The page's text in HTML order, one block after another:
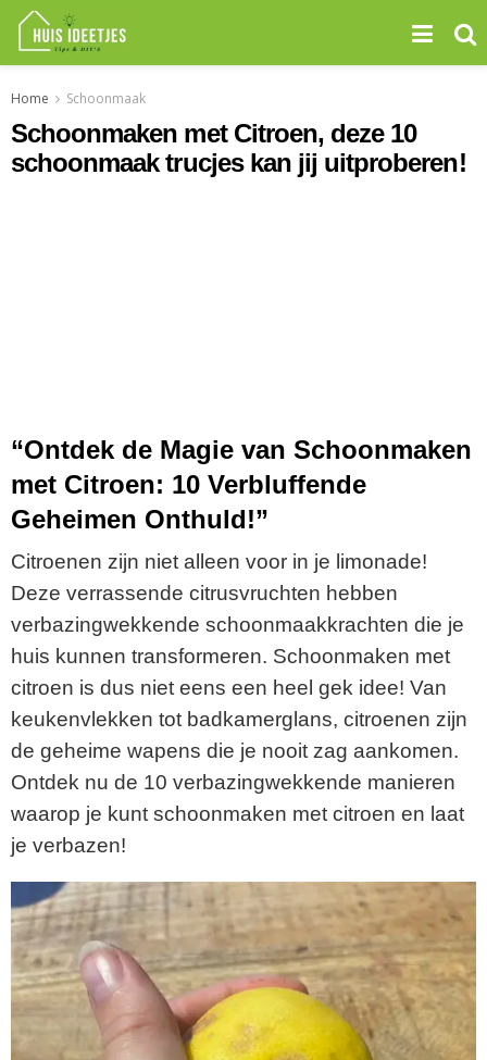
Home Schoonmaak
Schoonmaken met Citroen, deze 10
schoonmaak trucjes kan jij uitproberen!
“Ontdek de Magie van Schoonmaken
met Citroen: 10 Verbluffende
Geheimen Onthuld!”
Citroenen zijn niet alleen voor in je limonade!
Deze verrassende citrusvruchten hebben
verbazingwekkende schoonmaakkrachten die je
huis kunnen transformeren. Schoonmaken met
citroen is dus niet eens een heel gek idee! Van
keukenvlekken tot badkamerglans, citroenen zijn
de geheime wapens die je nooit zag aankomen.
Ontdek nu de 10 verbazingwekkende manieren
waarop je kunt schoonmaken met citroen en laat
je verbazen!